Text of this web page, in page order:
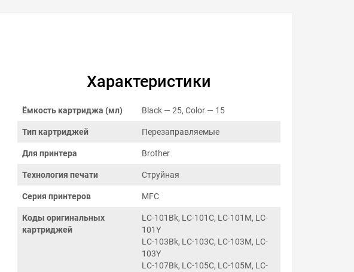
Характеристики
Ёмкость картриджа (мл) Black — 25, Color — 15
Тип картриджей Перезаправляемые
Для принтера Brother
Технология печати Струйная
Серия принтеров MFC
Коды оригинальных
картриджей
LC-101Bk, LC-101C, LC-101M, LC-
101Y
LC-103Bk, LC-103C, LC-103M, LC-
103Y
LC-107Bk, LC-105C, LC-105M, LC-